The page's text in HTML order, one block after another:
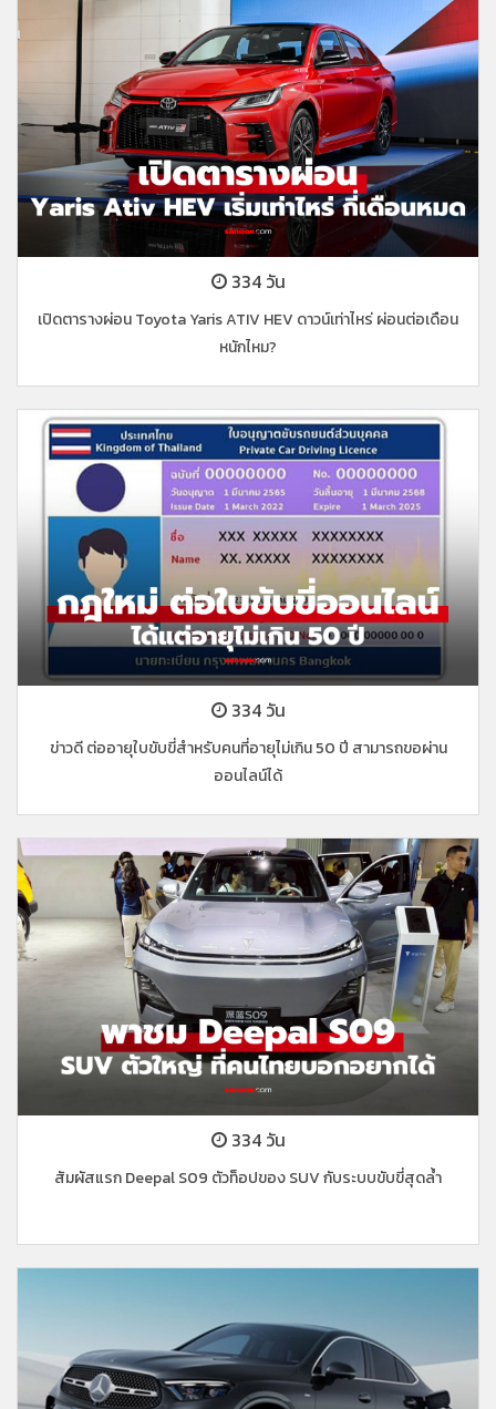
334 วัน
เปิดตารางผ่อน Toyota Yaris ATIV HEV ดาวน์เท่าไหร่ ผ่อนต่อเดือน
หนักไหม?
334 วัน
ข่าวดี ต่ออายุใบขับขี่สำหรับคนที่อายุไม่เกิน 50 ปี สามารถขอผ่าน
ออนไลน์ได้
334 วัน
สัมผัสแรก Deepal S09 ตัวท็อปของ SUV กับระบบขับขี่สุดล้ำ